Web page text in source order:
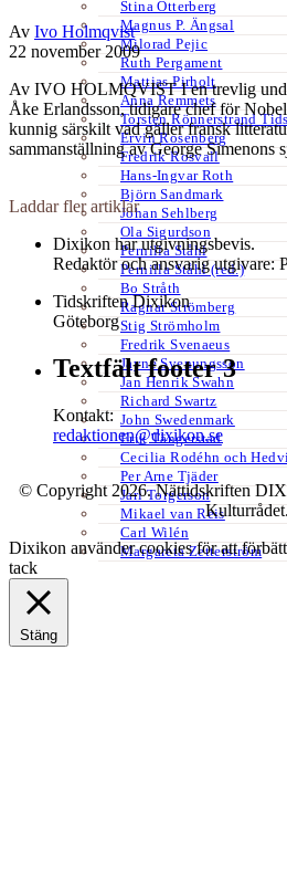
Stina Otterberg
Magnus P. Ängsal
Milorad Pejic
Ruth Pergament
Mattias Pirholt
Anna Remmets
Torsten Rönnerstrand
Ervin Rosenberg
Fredrik Rosvall
Hans-Ingvar Roth
Björn Sandmark
Johan Sehlberg
Ola Sigurdson
Pernilla Ståhl
Pernilla Ståhl (red.)
Bo Stråth
Ragnar Strömberg
Stig Strömholm
Fredrik Svenaeus
Jayne Svenungsson
Jan Henrik Swahn
Richard Swartz
John Swedenmark
Erik Tängerstad
Cecilia Rodéhn och
Per Arne Tjäder
Jarl Torgerson
Mikael van Reis
Carl Wilén
Margareta Zetterström
Av Ivo Holmqvist
22 november 2009
Av IVO HOLMQVIST I en trevlig
Åke Erlandsson, tidigare chef för
kunnig särskilt vad gäller fransk
sammanställning av George
Laddar fler artiklar
Dixikon har utgivningsbevis.
Redaktör och ansvarig utgivare:
Tidskriften Dixikon
Göteborg
Textfält footer 3
Kontakt:
redaktionen@dixikon.se
© Copyright 2026. Nättidskriften
Dixikon använder cookies för att
tack
Stäng